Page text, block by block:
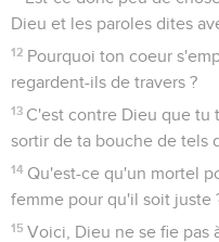
Dieu et les paroles dites
12 Pourquoi ton coeur
regardent-ils de travers ?
13 C'est contre Dieu que tu
sortir de ta bouche de tels
14 Qu'est-ce qu'un mortel
femme pour qu'il soit juste
15 Voici, Dieu ne se fie pas